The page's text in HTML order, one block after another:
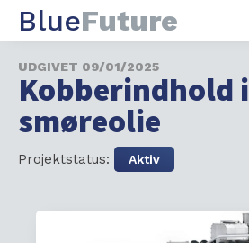
BlueFuture
UDGIVET 09/01/2025
Kobberindhold i
smøreolie
Projektstatus: Aktiv